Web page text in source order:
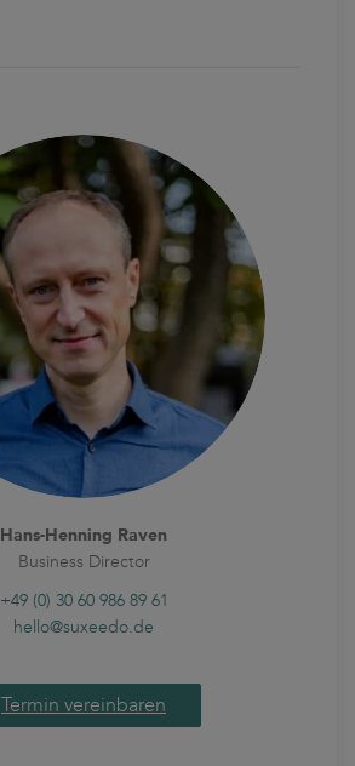
Hans-Henning Raven
Business Director
+49 (0) 30 60 986 89 61
hello@suxeedo.de
Termin vereinbaren